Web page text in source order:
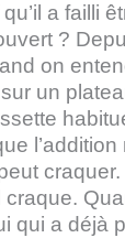
a failli
?
on
un
qui a déjà